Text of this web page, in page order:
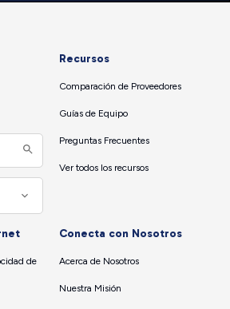
Recursos
Comparación de Proveedores
Guías de Equipo
Preguntas Frecuentes
Ver todos los recursos
de
Conecta con Nosotros
Acerca de Nosotros
Nuestra Misión